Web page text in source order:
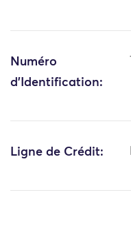
Numéro
d'Identification:
Ligne de Crédit: